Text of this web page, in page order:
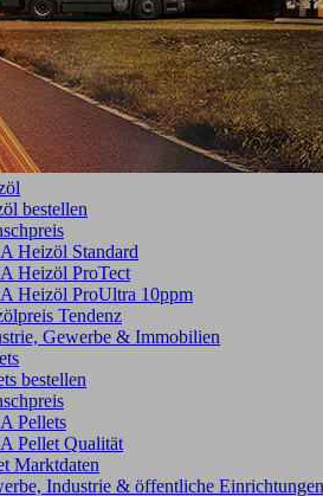
bestellen
Heizöl Standard
Heizöl ProTect
Heizöl ProUltra 10ppm
Tendenz
Gewerbe & Immobilien
bestellen
Pellets
Pellet Qualität
Marktdaten
Industrie & öffentliche Einrichtungen